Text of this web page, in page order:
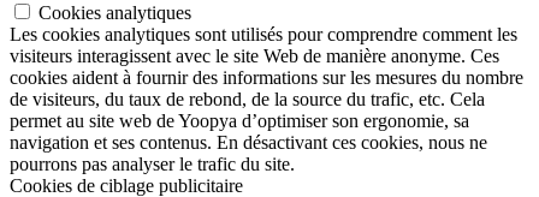
Cookies analytiques
Les cookies analytiques sont utilisés pour comprendre comment les
visiteurs interagissent avec le site Web de manière anonyme. Ces
cookies aident à fournir des informations sur les mesures du nombre
de visiteurs, du taux de rebond, de la source du trafic, etc. Cela
permet au site web de Yoopya d’optimiser son ergonomie, sa
navigation et ses contenus. En désactivant ces cookies, nous ne
pourrons pas analyser le trafic du site.
Cookies de ciblage publicitaire